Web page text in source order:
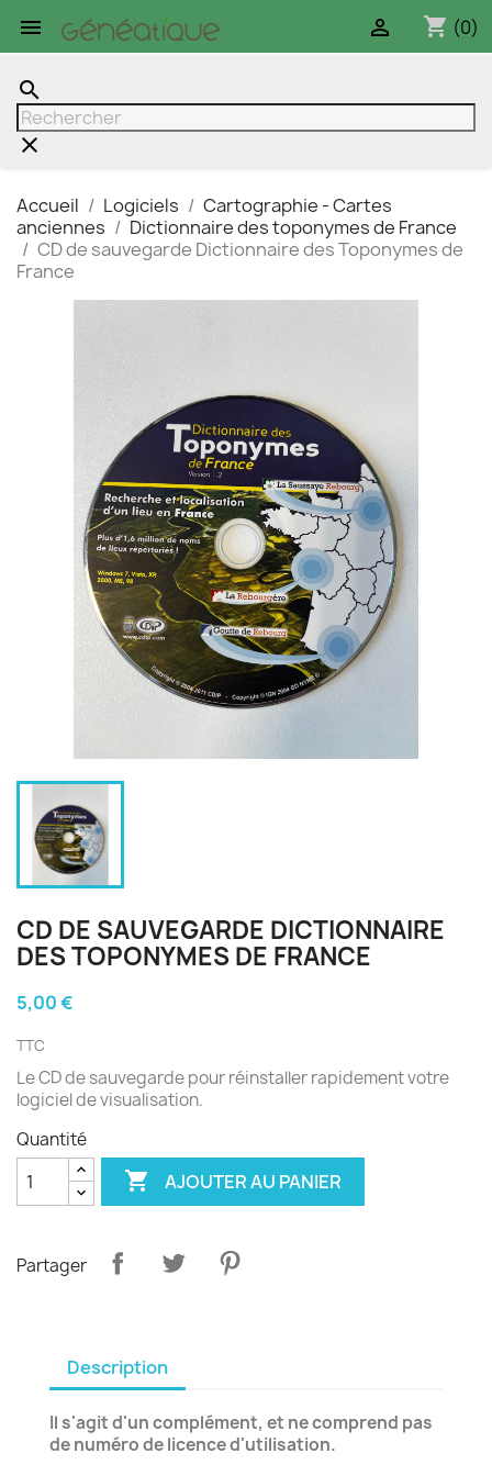
 shopping_cart (0)

search
clear
Accueil Logiciels
Cartographie - Cartes
anciennes
Dictionnaire des toponymes de France
CD de sauvegarde Dictionnaire des Toponymes de
France
CD DE SAUVEGARDE DICTIONNAIRE
DES TOPONYMES DE FRANCE
5,00 €
TTC
Le CD de sauvegarde pour réinstaller rapidement votre
logiciel de visualisation.
Quantité
 AJOUTER AU PANIER
Partager
Description
Il s'agit d'un complément, et ne comprend pas
de numéro de licence d'utilisation.